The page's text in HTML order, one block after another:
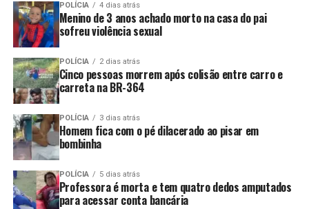
POLÍCIA 4 dias atrás
Menino de 3 anos achado morto na casa do pai
sofreu violência sexual
POLÍCIA 2 dias atrás
Cinco pessoas morrem após colisão entre carro e
carreta na BR-364
POLÍCIA 3 dias atrás
Homem fica com o pé dilacerado ao pisar em
bombinha
POLÍCIA 5 dias atrás
Professora é morta e tem quatro dedos amputados
para acessar conta bancária